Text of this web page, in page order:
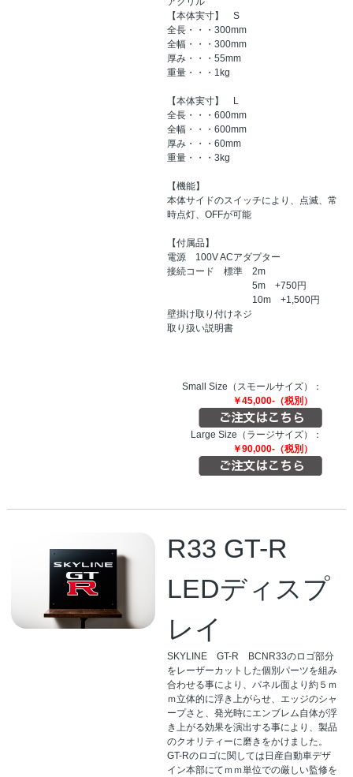
【本体実寸】 S
全長・・・300mm
全幅・・・300mm
厚み・・・55mm
重量・・・1kg
【本体実寸】 L
全長・・・600mm
全幅・・・600mm
厚み・・・60mm
重量・・・3kg
【機能】
本体サイドのスイッチにより、点滅、常
時点灯、OFFが可能
【付属品】
電源 100V ACアダプター
接続コード 標準 2m
5m +750円
10m +1,500円
壁掛け取り付けネジ
取り扱い説明書
Small Size（スモールサイズ）：
￥45,000-（税別）
Large Size（ラージサイズ）：
￥90,000-（税別）
R33 GT-R
LEDディスプ
レイ
SKYLINE GT-R BCNR33のロゴ部分
をレーザーカットした個別パーツを組み
合わせる事により、パネル面より約５ｍ
ｍ立体的に浮き上がらせ、エッジのシャ
ープさと、発光時にエンブレム自体が浮
き上がる効果を演出する事により、製品
のクオリティーに磨きをかけました。
GT-Rのロゴに関しては日産自動車デザ
イン本部にてｍｍ単位での厳しい監修を